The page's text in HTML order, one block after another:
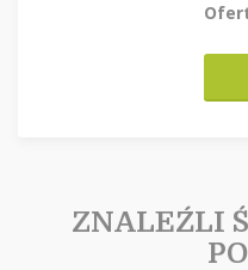
ZNALEŹLI